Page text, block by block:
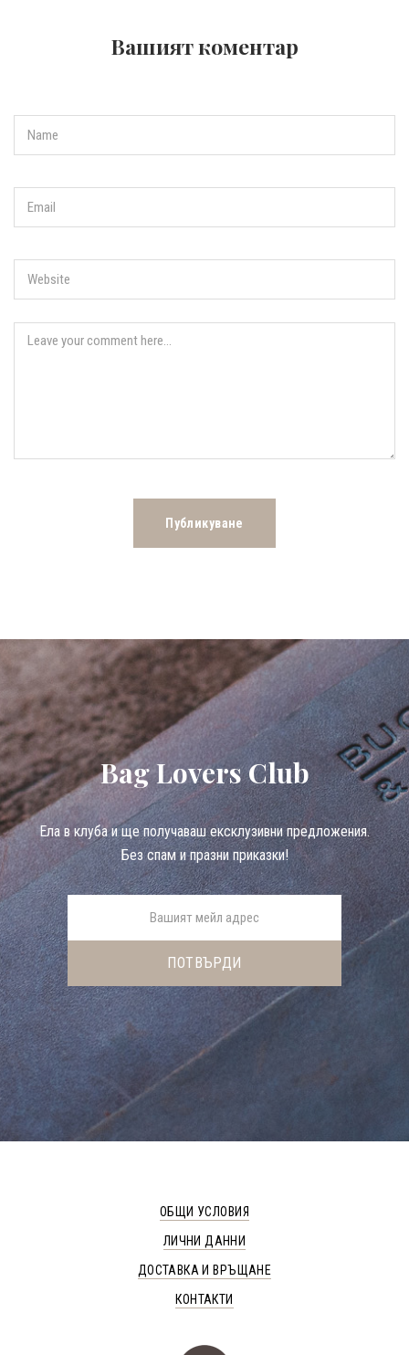
Вашият коментар
Bag Lovers Club
Eла в клуба и ще получаваш ексклузивни предложения.
Без спам и празни приказки!
ОБЩИ УСЛОВИЯ
ЛИЧНИ ДАННИ
ДОСТАВКА И ВРЪЩАНЕ
КОНТАКТИ